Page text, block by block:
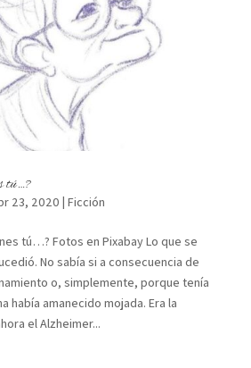
tú…?
23, 2020 | Ficción
tú…? Fotos en Pixabay Lo que se
No sabía si a consecuencia de
o, simplemente, porque tenía
había amanecido mojada. Era la
el Alzheimer...